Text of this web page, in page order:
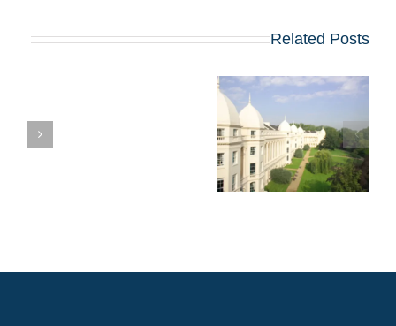
Related Posts